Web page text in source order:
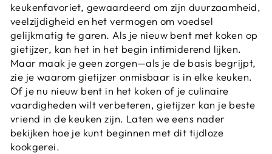
keukenfavoriet, gewaardeerd om zijn duurzaamheid,
veelzijdigheid en het vermogen om voedsel
gelijkmatig te garen. Als je nieuw bent met koken op
gietijzer, kan het in het begin intimiderend lijken.
Maar maak je geen zorgen—als je de basis begrijpt,
zie je waarom gietijzer onmisbaar is in elke keuken.
Of je nu nieuw bent in het koken of je culinaire
vaardigheden wilt verbeteren, gietijzer kan je beste
vriend in de keuken zijn. Laten we eens nader
bekijken hoe je kunt beginnen met dit tijdloze
kookgerei.